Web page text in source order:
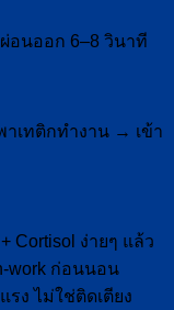
อนออก 6–8 วินาที
เทติกทำงาน → เข้า
Cortisol ง่ายๆ แล้ว
work ก่อนนอน
ง ไม่ใช่ติดเตียง